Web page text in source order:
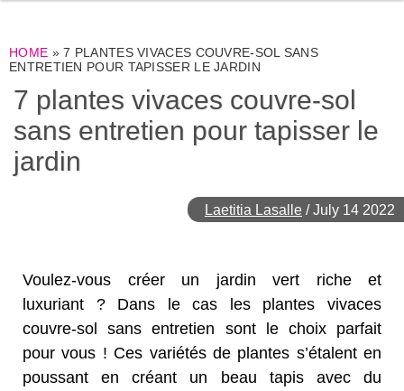
HOME »7 PLANTES VIVACES COUVRE-SOL SANS
ENTRETIEN POUR TAPISSER LE JARDIN
7 plantes vivaces couvre-sol
sans entretien pour tapisser le
jardin
Laetitia Lasalle /July 14 2022
Voulez-vous créer un jardin vert riche et
luxuriant ? Dans le cas les plantes vivaces
couvre-sol sans entretien sont le choix parfait
pour vous ! Ces variétés de plantes s’étalent en
poussant en créant un beau tapis avec du